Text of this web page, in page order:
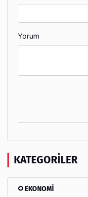
Yorum
KATEGORILER
EKONOMİ